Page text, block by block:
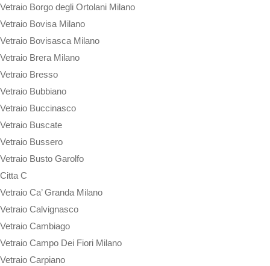
Vetraio Borgo degli Ortolani Milano
Vetraio Bovisa Milano
Vetraio Bovisasca Milano
Vetraio Brera Milano
Vetraio Bresso
Vetraio Bubbiano
Vetraio Buccinasco
Vetraio Buscate
Vetraio Bussero
Vetraio Busto Garolfo
Citta C
Vetraio Ca’ Granda Milano
Vetraio Calvignasco
Vetraio Cambiago
Vetraio Campo Dei Fiori Milano
Vetraio Carpiano